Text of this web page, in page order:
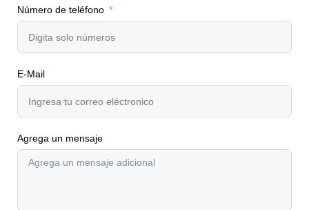
Número de teléfono
E-Mail
Agrega un mensaje